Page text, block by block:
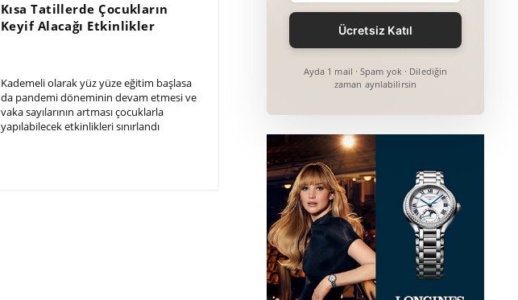
Kısa Tatillerde Çocukların
Keyif Alacağı Etkinlikler
Kademeli olarak yüz yüze eğitim başlasa
da pandemi döneminin devam etmesi ve
vaka sayılarının artması çocuklarla
yapılabilecek etkinlikleri sınırlandı
Ayda 1 mail · Spam yok · Dilediğin
zaman ayrılabilirsin